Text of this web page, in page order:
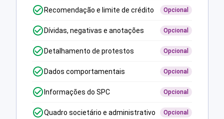
Recomendação e limite de crédito Opcional
Dívidas, negativas e anotações Opcional
Detalhamento de protestos Opcional
Dados comportamentais Opcional
Informações do SPC Opcional
Quadro societário e administrativo Opcional